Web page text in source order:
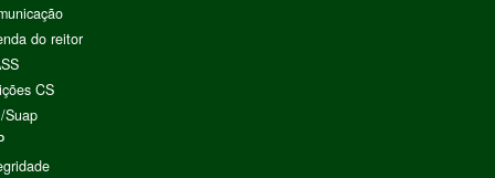
do reitor
CS
Suap